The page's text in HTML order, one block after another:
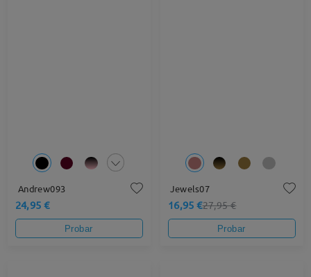
Andrew093
24,95 €
Probar
Jewels07
16,95 €27,95 €
Probar